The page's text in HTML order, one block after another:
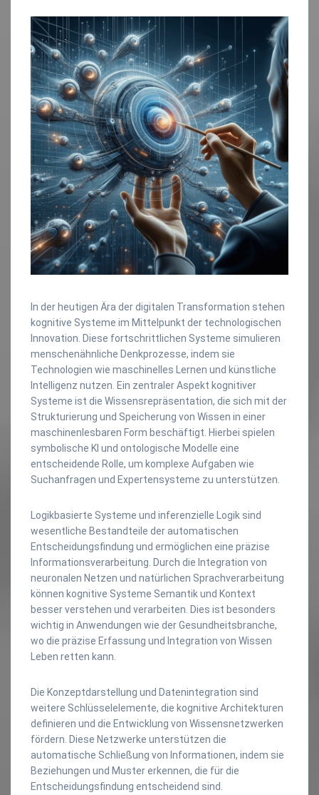
In der heutigen Ära der digitalen Transformation stehen
kognitive Systeme im Mittelpunkt der technologischen
Innovation. Diese fortschrittlichen Systeme simulieren
menschenähnliche Denkprozesse, indem sie
Technologien wie maschinelles Lernen und künstliche
Intelligenz nutzen. Ein zentraler Aspekt kognitiver
Systeme ist die Wissensrepräsentation, die sich mit der
Strukturierung und Speicherung von Wissen in einer
maschinenlesbaren Form beschäftigt. Hierbei spielen
symbolische KI und ontologische Modelle eine
entscheidende Rolle, um komplexe Aufgaben wie
Suchanfragen und Expertensysteme zu unterstützen.
Logikbasierte Systeme und inferenzielle Logik sind
wesentliche Bestandteile der automatischen
Entscheidungsfindung und ermöglichen eine präzise
Informationsverarbeitung. Durch die Integration von
neuronalen Netzen und natürlichen Sprachverarbeitung
können kognitive Systeme Semantik und Kontext
besser verstehen und verarbeiten. Dies ist besonders
wichtig in Anwendungen wie der Gesundheitsbranche,
wo die präzise Erfassung und Integration von Wissen
Leben retten kann.
Die Konzeptdarstellung und Datenintegration sind
weitere Schlüsselelemente, die kognitive Architekturen
definieren und die Entwicklung von Wissensnetzwerken
fördern. Diese Netzwerke unterstützen die
automatische Schließung von Informationen, indem sie
Beziehungen und Muster erkennen, die für die
Entscheidungsfindung entscheidend sind.